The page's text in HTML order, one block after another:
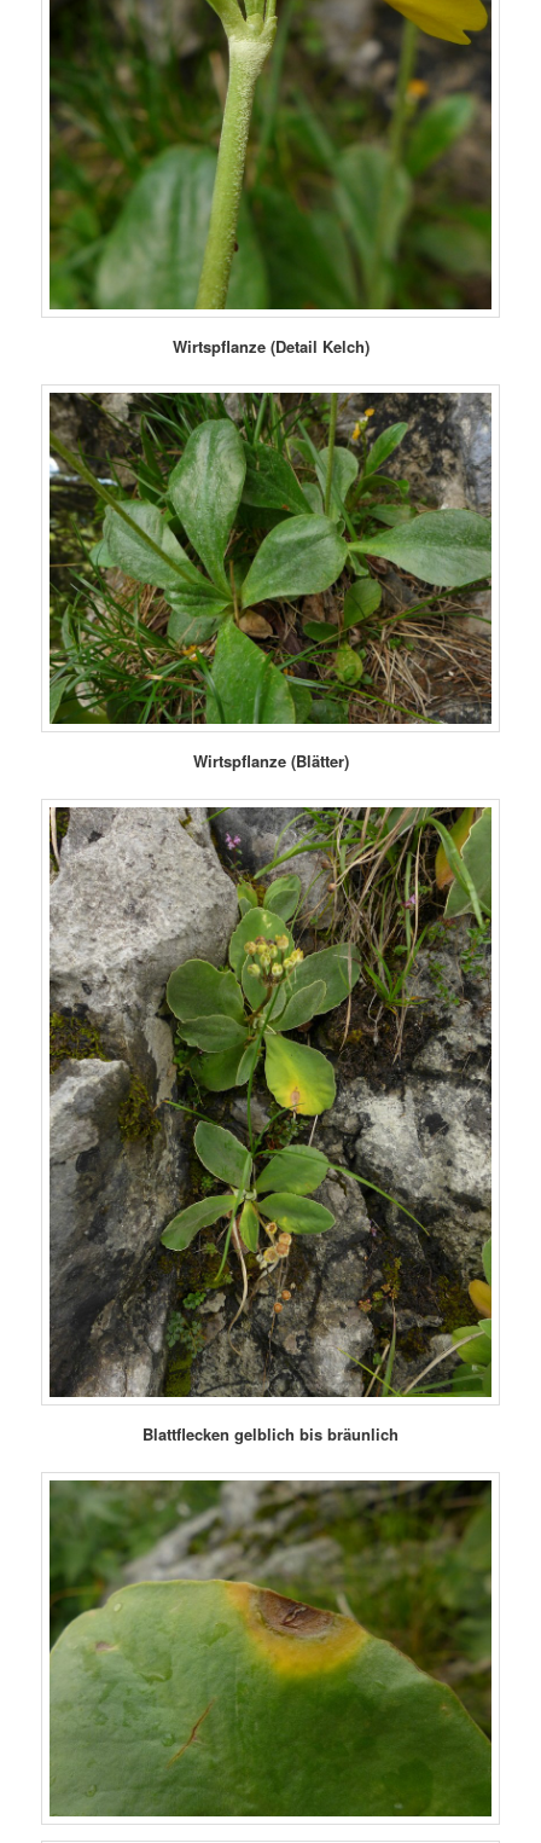
Wirtspflanze (Detail Kelch)
Wirtspflanze (Blätter)
Blattflecken gelblich bis bräunlich